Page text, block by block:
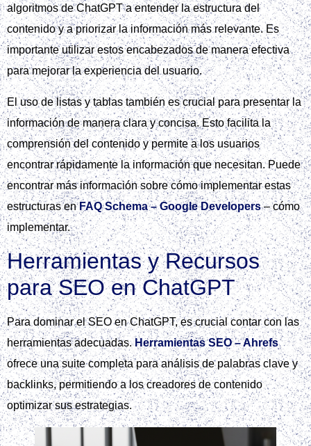
algoritmos de ChatGPT a entender la estructura del
contenido y a priorizar la información más relevante. Es
importante utilizar estos encabezados de manera efectiva
para mejorar la experiencia del usuario.
El uso de listas y tablas también es crucial para presentar la
información de manera clara y concisa. Esto facilita la
comprensión del contenido y permite a los usuarios
encontrar rápidamente la información que necesitan. Puede
encontrar más información sobre cómo implementar estas
estructuras en FAQ Schema – Google Developers– cómo
implementar.
Herramientas y Recursos
para SEO en ChatGPT
Para dominar el SEO en ChatGPT, es crucial contar con las
herramientas adecuadas.Herramientas SEO – Ahrefs
ofrece una suite completa para análisis de palabras clave y
backlinks, permitiendo a los creadores de contenido
optimizar sus estrategias.